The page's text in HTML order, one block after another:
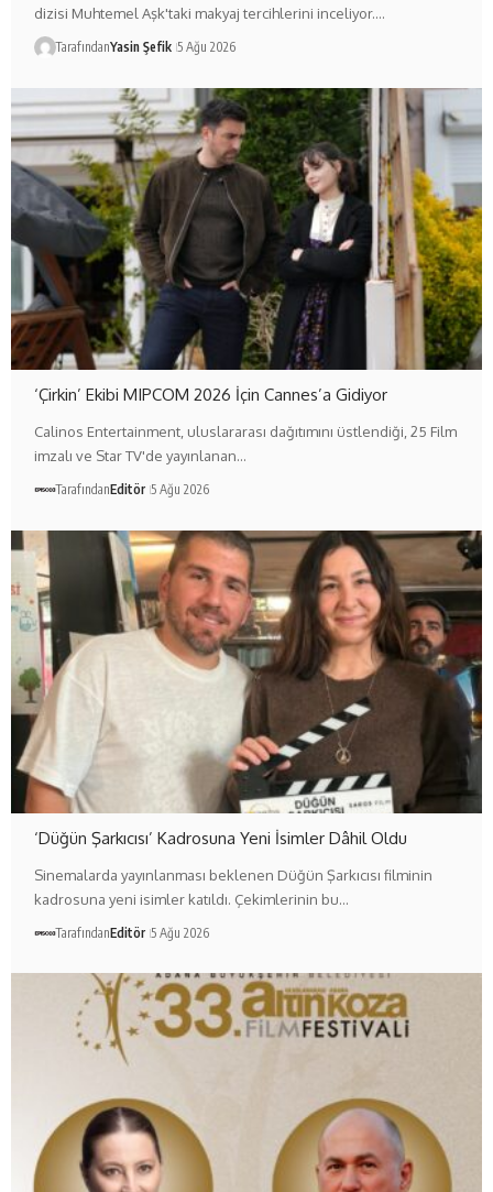
dizisi Muhtemel Aşk'taki makyaj tercihlerini inceliyor.…
TarafındanYasin Şefik 5 Ağu 2026
‘Çirkin’ Ekibi MIPCOM 2026 İçin Cannes’a Gidiyor
Calinos Entertainment, uluslararası dağıtımını üstlendiği, 25 Film
imzalı ve Star TV'de yayınlanan…
TarafındanEditör 5 Ağu 2026
‘Düğün Şarkıcısı’ Kadrosuna Yeni İsimler Dâhil Oldu
Sinemalarda yayınlanması beklenen Düğün Şarkıcısı filminin
kadrosuna yeni isimler katıldı. Çekimlerinin bu…
TarafındanEditör 5 Ağu 2026